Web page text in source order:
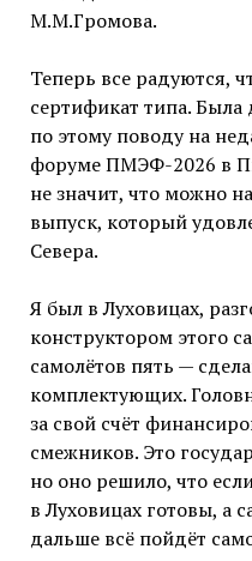
Теперь все радуются,
сертификат типа.
по этому поводу на
форуме ПМЭФ-2026 в
не значит, что можно
выпуск, который
Севера.
Я был в Луховицах,
конструктором этого
самолётов пять —
комплектующих.
за свой счёт
смежников. Это
но оно решило, что
в Луховицах готовы, а
дальше всё пойдёт